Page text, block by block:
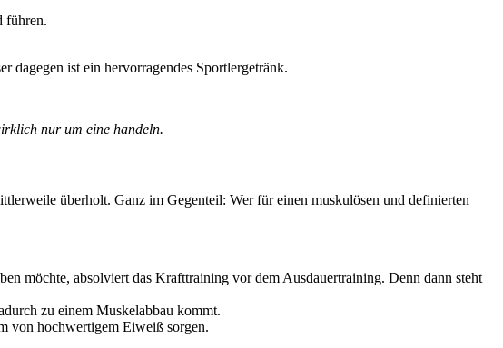
führen.
dagegen ist ein hervorragendes Sportlergetränk.
nur um eine handeln.
überholt. Ganz im Gegenteil: Wer für einen muskulösen und definierten
möchte, absolviert das Krafttraining vor dem Ausdauertraining. Denn dann steht
zu einem Muskelabbau kommt.
von hochwertigem Eiweiß sorgen.